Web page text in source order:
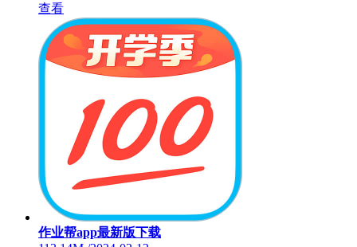
查看
作业帮app最新版下载